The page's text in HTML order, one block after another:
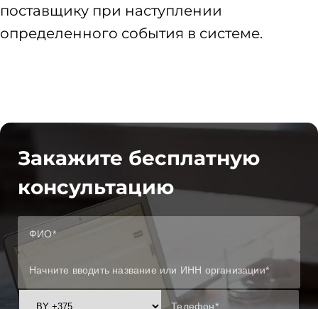
поставщику при наступлении
определенного события в системе.
Закажите бесплатную
консультацию